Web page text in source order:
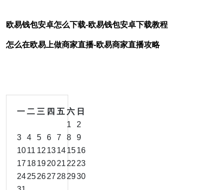
欧易钱包安卓怎么下载-欧易钱包安卓下载教程
怎么在欧易上做商家直播-欧易商家直播攻略
一 二 三 四 五 六 日
1
2
3
4 5 6 7 8
9
1011 12 13141516
17 18192021 22 23
24252627 282930